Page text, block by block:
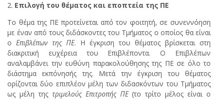
Επιλογή του θέματος και εποπτεία της ΠΕ
Το θέμα της ΠΕ προτείνεται από τον φοιτητή, σε συνεννόηση
με έναν από τους διδάσκοντες του Τμήματος ο οποίος θα είναι
ο Επιβλέπων της ΠΕ. Η έγκριση του θέματος βρίσκεται στη
διακριτική ευχέρεια του Επιβλέποντα. Ο Επιβλέπων
αναλαμβάνει την ευθύνη παρακολούθησης της ΠΕ σε όλο το
διάστημα εκπόνησής της. Μετά την έγκριση του θέματος
ορίζονται δύο επιπλέον μέλη των διδασκόντων του Τμήματος
ως μέλη της τριμελούς Επιτροπής ΠΕ(το τρίτο μέλος είναι ο